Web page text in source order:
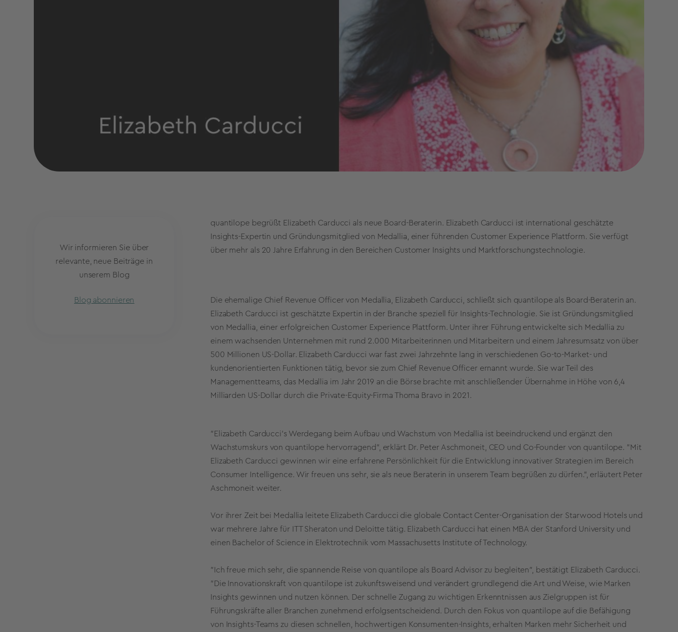
Wir informieren Sie über
relevante, neue Beiträge in
unserem Blog
Blog abonnieren
quantilope begrüßt Elizabeth Carducci als neue Board-Beraterin. Elizabeth Carducci ist international geschätzte
Insights-Expertin und Gründungsmitglied von Medallia, einer führenden Customer Experience Plattform. Sie verfügt
über mehr als 20 Jahre Erfahrung in den Bereichen Customer Insights und Marktforschungstechnologie.
Die ehemalige Chief Revenue Officer von Medallia, Elizabeth Carducci, schließt sich quantilope als Board-Beraterin an.
Elizabeth Carducci ist geschätzte Expertin in der Branche speziell für Insights-Technologie. Sie ist Gründungsmitglied
von Medallia, einer erfolgreichen Customer Experience Plattform. Unter ihrer Führung entwickelte sich Medallia zu
einem wachsenden Unternehmen mit rund 2.000 Mitarbeiterinnen und Mitarbeitern und einem Jahresumsatz von über
500 Millionen US-Dollar. Elizabeth Carducci war fast zwei Jahrzehnte lang in verschiedenen Go-to-Market- und
kundenorientierten Funktionen tätig, bevor sie zum Chief Revenue Officer ernannt wurde. Sie war Teil des
Managementteams, das Medallia im Jahr 2019 an die Börse brachte mit anschließender Übernahme in Höhe von 6,4
Milliarden US-Dollar durch die Private-Equity-Firma Thoma Bravo in 2021.
"Elizabeth Carducci's Werdegang beim Aufbau und Wachstum von Medallia ist beeindruckend und ergänzt den
Wachstumskurs von quantilope hervorragend", erklärt Dr. Peter Aschmoneit, CEO und Co-Founder von quantilope. "Mit
Elizabeth Carducci gewinnen wir eine erfahrene Persönlichkeit für die Entwicklung innovativer Strategien im Bereich
Consumer Intelligence. Wir freuen uns sehr, sie als neue Beraterin in unserem Team begrüßen zu dürfen.", erläutert Peter
Aschmoneit weiter.
Vor ihrer Zeit bei Medallia leitete Elizabeth Carducci die globale Contact Center-Organisation der Starwood Hotels und
war mehrere Jahre für ITT Sheraton und Deloitte tätig. Elizabeth Carducci hat einen MBA der Stanford University und
einen Bachelor of Science in Elektrotechnik vom Massachusetts Institute of Technology.
"Ich freue mich sehr, die spannende Reise von quantilope als Board Advisor zu begleiten", bestätigt Elizabeth Carducci.
"Die Innovationskraft von quantilope ist zukunftsweisend und verändert grundlegend die Art und Weise, wie Marken
Insights gewinnen und nutzen können. Der schnelle Zugang zu wichtigen Erkenntnissen aus Zielgruppen ist für
Führungskräfte aller Branchen zunehmend erfolgsentscheidend. Durch den Fokus von quantilope auf die Befähigung
von Insights-Teams zu diesen schnellen, hochwertigen Konsumenten-Insights, erhalten Marken mehr Sicherheit und